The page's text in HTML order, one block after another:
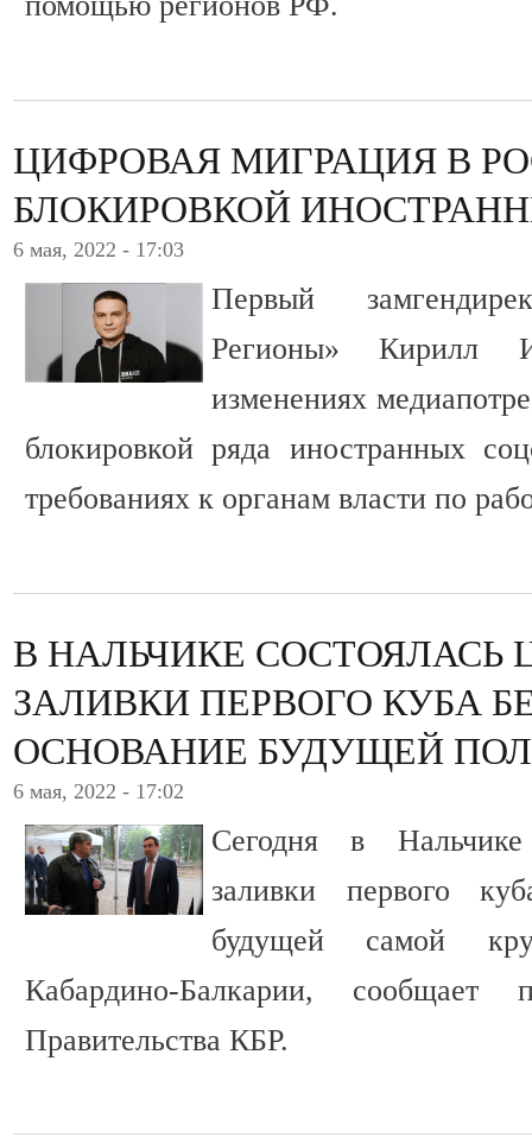
ЦИФРОВАЯ МИГРАЦИЯ В
БЛОКИРОВКОЙ
6 мая, 2022 - 17:03
Первый
Регионы» Кирилл
изменениях
блокировкой ряда иностранных
требованиях к органам власти по
В НАЛЬЧИКЕ СОСТОЯЛАСЬ
ЗАЛИВКИ ПЕРВОГО КУБА
ОСНОВАНИЕ БУДУЩЕЙ
6 мая, 2022 - 17:02
Сегодня в Нальчике
заливки первого
будущей самой
Кабардино-Балкарии,
Правительства КБР.